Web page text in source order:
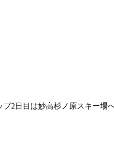
2日目は妙高杉ノ原スキー場